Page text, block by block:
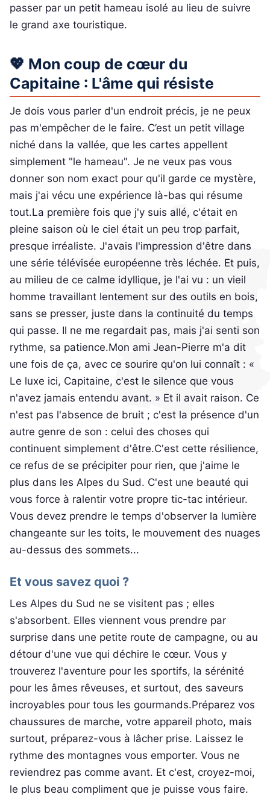
passer par un petit hameau isolé au lieu de suivre
le grand axe touristique.
💖 Mon coup de cœur du
Capitaine : L'âme qui résiste
Je dois vous parler d'un endroit précis, je ne peux
pas m'empêcher de le faire. C’est un petit village
niché dans la vallée, que les cartes appellent
simplement "le hameau". Je ne veux pas vous
donner son nom exact pour qu'il garde ce mystère,
mais j'ai vécu une expérience là-bas qui résume
tout.La première fois que j'y suis allé, c'était en
pleine saison où le ciel était un peu trop parfait,
presque irréaliste. J'avais l'impression d'être dans
une série télévisée européenne très léchée. Et puis,
au milieu de ce calme idyllique, je l'ai vu : un vieil
homme travaillant lentement sur des outils en bois,
sans se presser, juste dans la continuité du temps
qui passe. Il ne me regardait pas, mais j'ai senti son
rythme, sa patience.Mon ami Jean-Pierre m'a dit
une fois de ça, avec ce sourire qu'on lui connaît : «
Le luxe ici, Capitaine, c'est le silence que vous
n'avez jamais entendu avant. » Et il avait raison. Ce
n'est pas l'absence de bruit ; c'est la présence d'un
autre genre de son : celui des choses qui
continuent simplement d'être.C'est cette résilience,
ce refus de se précipiter pour rien, que j'aime le
plus dans les Alpes du Sud. C'est une beauté qui
vous force à ralentir votre propre tic-tac intérieur.
Vous devez prendre le temps d'observer la lumière
changeante sur les toits, le mouvement des nuages
au-dessus des sommets...
Et vous savez quoi ?
Les Alpes du Sud ne se visitent pas ; elles
s'absorbent. Elles viennent vous prendre par
surprise dans une petite route de campagne, ou au
détour d'une vue qui déchire le cœur. Vous y
trouverez l'aventure pour les sportifs, la sérénité
pour les âmes rêveuses, et surtout, des saveurs
incroyables pour tous les gourmands.Préparez vos
chaussures de marche, votre appareil photo, mais
surtout, préparez-vous à lâcher prise. Laissez le
rythme des montagnes vous emporter. Vous ne
reviendrez pas comme avant. Et c'est, croyez-moi,
le plus beau compliment que je puisse vous faire.